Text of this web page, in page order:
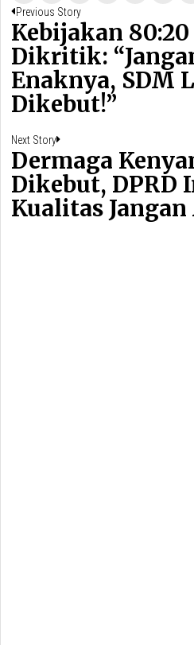
Navigasi
pos
Previous StoryPrevious
post:
Kebijakan
Dikritik:
Enaknya, SDM
Dikebut!”
Next Story Next
post:
Dermaga
Dikebut, DPRD
Kualitas Jangan